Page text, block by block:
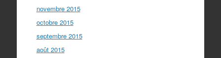
novembre 2015
octobre 2015
septembre 2015
août 2015